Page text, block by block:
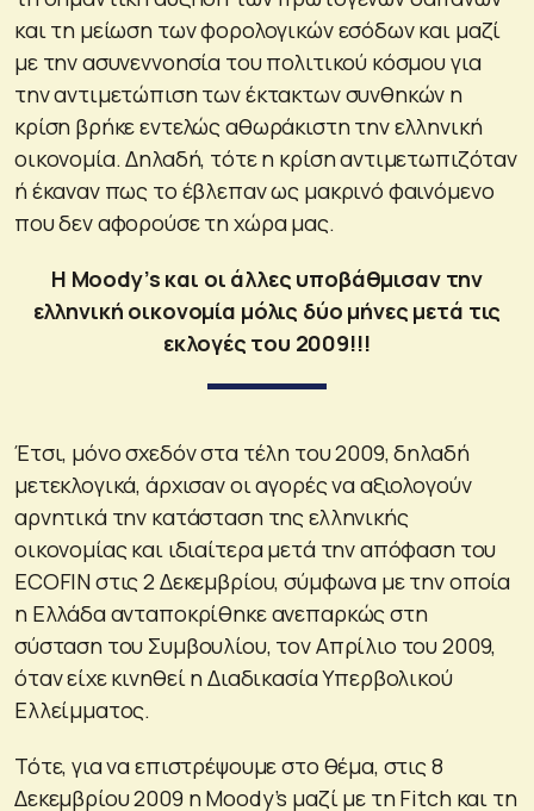
και τη μείωση των φορολογικών εσόδων και μαζί
με την ασυνεννοησία του πολιτικού κόσμου για
την αντιμετώπιση των έκτακτων συνθηκών η
κρίση βρήκε εντελώς αθωράκιστη την ελληνική
οικονομία. Δηλαδή, τότε η κρίση αντιμετωπιζόταν
ή έκαναν πως το έβλεπαν ως μακρινό φαινόμενο
που δεν αφορούσε τη χώρα μας.
Η Moody’s και οι άλλες υποβάθμισαν την
ελληνική οικονομία μόλις δύο μήνες μετά τις
εκλογές του 2009!!!
Έτσι, μόνο σχεδόν στα τέλη του 2009, δηλαδή
μετεκλογικά, άρχισαν οι αγορές να αξιολογούν
αρνητικά την κατάσταση της ελληνικής
οικονομίας και ιδιαίτερα μετά την απόφαση του
ECOFIN στις 2 Δεκεμβρίου, σύμφωνα με την οποία
η Ελλάδα ανταποκρίθηκε ανεπαρκώς στη
σύσταση του Συμβουλίου, τον Απρίλιο του 2009,
όταν είχε κινηθεί η Διαδικασία Υπερβολικού
Ελλείμματος.
Τότε, για να επιστρέψουμε στο θέμα, στις 8
Δεκεμβρίου 2009 η Moody’s μαζί με τη Fitch και τη